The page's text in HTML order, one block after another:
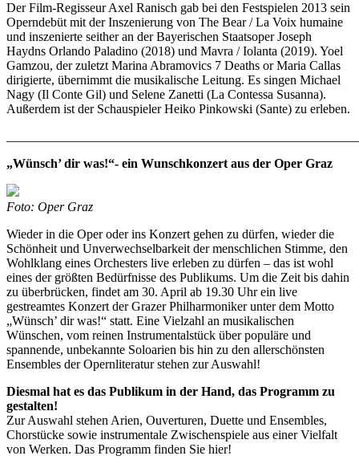
Der Film-Regisseur Axel Ranisch gab bei den Festspielen 2013 sein
Operndebüt mit der Inszenierung von The Bear / La Voix humaine
und inszenierte seither an der Bayerischen Staatsoper Joseph
Haydns Orlando Paladino (2018) und Mavra / Iolanta (2019). Yoel
Gamzou, der zuletzt Marina Abramovics 7 Deaths or Maria Callas
dirigierte, übernimmt die musikalische Leitung. Es singen Michael
Nagy (Il Conte Gil) und Selene Zanetti (La Contessa Susanna).
Außerdem ist der Schauspieler Heiko Pinkowski (Sante) zu erleben.
„Wünsch’ dir was!“- ein Wunschkonzert aus der Oper Graz
Foto: Oper Graz
Wieder in die Oper oder ins Konzert gehen zu dürfen, wieder die
Schönheit und Unverwechselbarkeit der menschlichen Stimme, den
Wohlklang eines Orchesters live erleben zu dürfen – das ist wohl
eines der größten Bedürfnisse des Publikums. Um die Zeit bis dahin
zu überbrücken, findet am 30. April ab 19.30 Uhr ein live
gestreamtes Konzert der Grazer Philharmoniker unter dem Motto
„Wünsch’ dir was!“ statt. Eine Vielzahl an musikalischen
Wünschen, vom reinen Instrumentalstück über populäre und
spannende, unbekannte Soloarien bis hin zu den allerschönsten
Ensembles der Opernliteratur stehen zur Auswahl!
Diesmal hat es das Publikum in der Hand, das Programm zu
gestalten!
Zur Auswahl stehen Arien, Ouverturen, Duette und Ensembles,
Chorstücke sowie instrumentale Zwischenspiele aus einer Vielfalt
von Werken. Das Programm finden Sie hier!